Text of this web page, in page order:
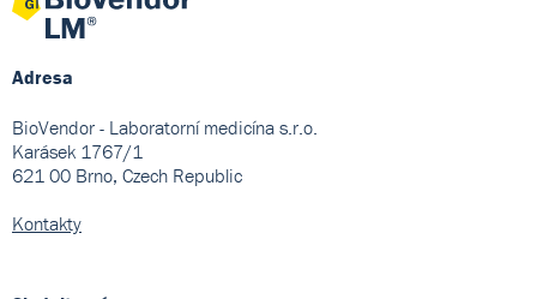
Adresa
BioVendor - Laboratorní medicína s.r.o.
Karásek 1767/1
621 00 Brno, Czech Republic
Kontakty